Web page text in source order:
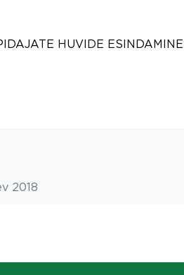
HUVIDE ESINDAMINE
2018